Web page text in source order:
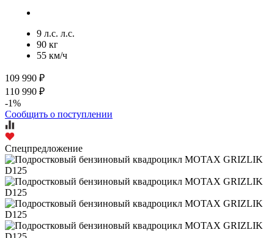
9 л.с. л.с.
90 кг
55 км/ч
109 990 ₽
110 990 ₽
-1%
Сообщить о поступлении
Спецпредложение